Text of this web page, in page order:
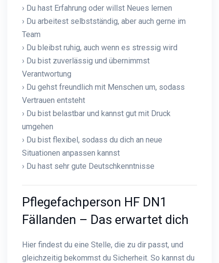
› Du hast Erfahrung oder willst Neues lernen
› Du arbeitest selbstständig, aber auch gerne im
Team
› Du bleibst ruhig, auch wenn es stressig wird
› Du bist zuverlässig und übernimmst
Verantwortung
› Du gehst freundlich mit Menschen um, sodass
Vertrauen entsteht
› Du bist belastbar und kannst gut mit Druck
umgehen
› Du bist flexibel, sodass du dich an neue
Situationen anpassen kannst
› Du hast sehr gute Deutschkenntnisse
Pflegefachperson HF DN1
Fällanden – Das erwartet dich
Hier findest du eine Stelle, die zu dir passt, und
gleichzeitig bekommst du Sicherheit. So kannst du